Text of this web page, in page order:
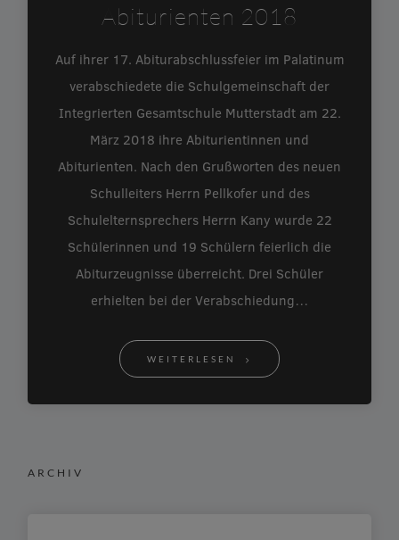
Abiturienten 2018
Auf ihrer 17. Abiturabschlussfeier im Palatinum
verabschiedete die Schulgemeinschaft der
Integrierten Gesamtschule Mutterstadt am 22.
März 2018 ihre Abiturientinnen und
Abiturienten. Nach den Grußworten des neuen
Schulleiters Herrn Pellkofer und des
Schulelternsprechers Herrn Kany wurde 22
Schülerinnen und 19 Schülern feierlich die
Abiturzeugnisse überreicht. Drei Schüler
erhielten bei der Verabschiedung…
WEITERLESEN
ARCHIV